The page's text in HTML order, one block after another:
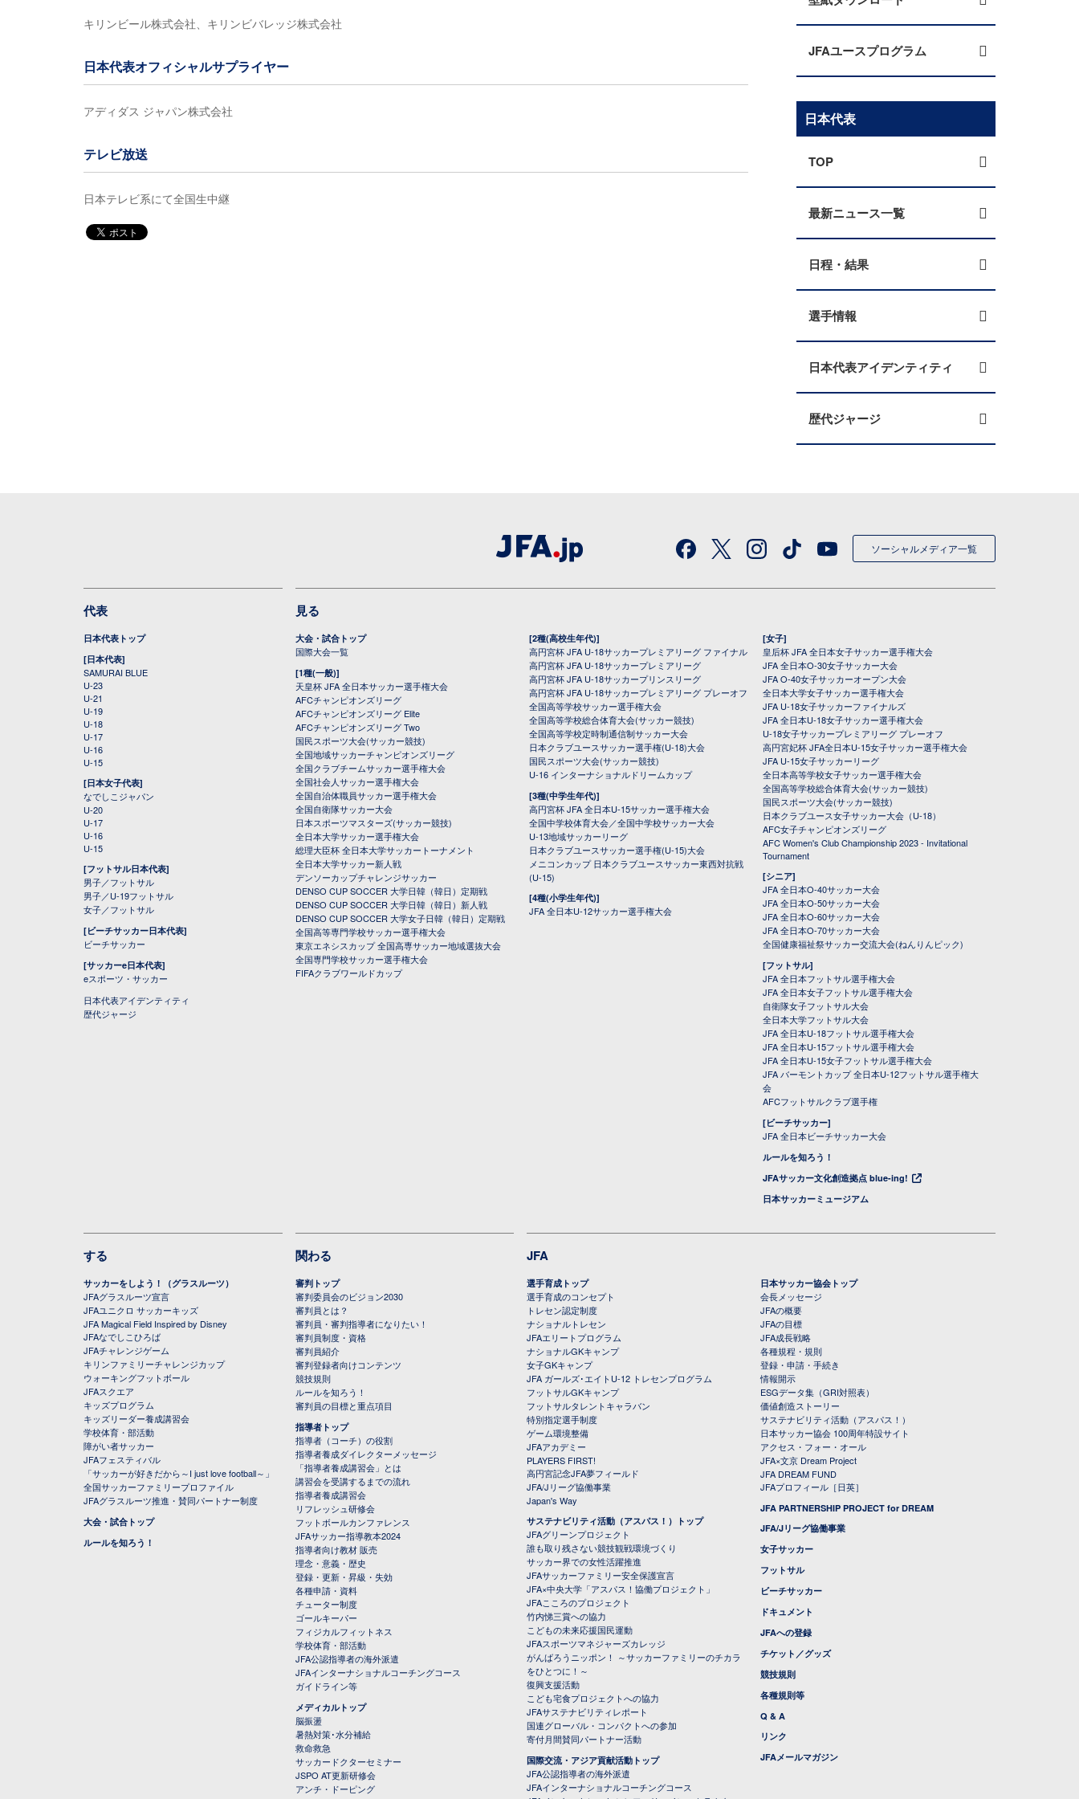
キリンビール株式会社、キリンビバレッジ株式会社
日本代表オフィシャルサプライヤー
アディダス ジャパン株式会社
テレビ放送
日本テレビ系にて全国生中継
JFAユースプログラム
日本代表
TOP
最新ニュース一覧
日程・結果
選手情報
日本代表アイデンティティ
歴代ジャージ
ソーシャルメディア一覧
代表
日本代表トップ
[日本代表]
SAMURAI BLUE
U-23
U-21
U-19
U-18
U-17
U-16
U-15
[日本女子代表]
なでしこジャパン
U-20
U-17
U-16
U-15
[フットサル日本代表]
男子／フットサル
男子／U-19フットサル
女子／フットサル
[ビーチサッカー日本代表]
ビーチサッカー
[サッカーe日本代表]
eスポーツ・サッカー
日本代表アイデンティティ
歴代ジャージ
見る
大会・試合トップ
国際大会一覧
[1種(一般)]
天皇杯 JFA 全日本サッカー選手権大会
AFCチャンピオンズリーグ
AFCチャンピオンズリーグ Elite
AFCチャンピオンズリーグ Two
国民スポーツ大会(サッカー競技)
全国地域サッカーチャンピオンズリーグ
全国クラブチームサッカー選手権大会
全国社会人サッカー選手権大会
全国自治体職員サッカー選手権大会
全国自衛隊サッカー大会
日本スポーツマスターズ(サッカー競技)
全日本大学サッカー選手権大会
総理大臣杯 全日本大学サッカートーナメント
全日本大学サッカー新人戦
デンソーカップチャレンジサッカー
DENSO CUP SOCCER 大学日韓（韓日）定期戦
DENSO CUP SOCCER 大学日韓（韓日）新人戦
DENSO CUP SOCCER 大学女子日韓（韓日）定期戦
全国高等専門学校サッカー選手権大会
東京エネシスカップ 全国高専サッカー地域選抜大会
全国専門学校サッカー選手権大会
FIFAクラブワールドカップ
[2種(高校生年代)]
高円宮杯 JFA U-18サッカープレミアリーグ ファイナル
高円宮杯 JFA U-18サッカープレミアリーグ
高円宮杯 JFA U-18サッカープリンスリーグ
高円宮杯 JFA U-18サッカープレミアリーグ プレーオフ
全国高等学校サッカー選手権大会
全国高等学校総合体育大会(サッカー競技)
全国高等学校定時制通信制サッカー大会
日本クラブユースサッカー選手権(U-18)大会
国民スポーツ大会(サッカー競技)
U-16 インターナショナルドリームカップ
[3種(中学生年代)]
高円宮杯 JFA 全日本U-15サッカー選手権大会
全国中学校体育大会／全国中学校サッカー大会
U-13地域サッカーリーグ
日本クラブユースサッカー選手権(U-15)大会
メニコンカップ 日本クラブユースサッカー東西対抗戦
(U-15)
[4種(小学生年代)]
JFA 全日本U-12サッカー選手権大会
[女子]
皇后杯 JFA 全日本女子サッカー選手権大会
JFA 全日本O-30女子サッカー大会
JFA O-40女子サッカーオープン大会
全日本大学女子サッカー選手権大会
JFA U-18女子サッカーファイナルズ
JFA 全日本U-18女子サッカー選手権大会
U-18女子サッカープレミアリーグ プレーオフ
高円宮妃杯 JFA全日本U-15女子サッカー選手権大会
JFA U-15女子サッカーリーグ
全日本高等学校女子サッカー選手権大会
全国高等学校総合体育大会(サッカー競技)
国民スポーツ大会(サッカー競技)
日本クラブユース女子サッカー大会（U-18）
AFC女子チャンピオンズリーグ
AFC Women's Club Championship 2023 - Invitational
Tournament
[シニア]
JFA 全日本O-40サッカー大会
JFA 全日本O-50サッカー大会
JFA 全日本O-60サッカー大会
JFA 全日本O-70サッカー大会
全国健康福祉祭サッカー交流大会(ねんりんピック)
[フットサル]
JFA 全日本フットサル選手権大会
JFA 全日本女子フットサル選手権大会
自衛隊女子フットサル大会
全日本大学フットサル大会
JFA 全日本U-18フットサル選手権大会
JFA 全日本U-15フットサル選手権大会
JFA 全日本U-15女子フットサル選手権大会
JFA バーモントカップ 全日本U-12フットサル選手権大
会
AFCフットサルクラブ選手権
[ビーチサッカー]
JFA 全日本ビーチサッカー大会
ルールを知ろう！
JFAサッカー文化創造拠点 blue-ing!
日本サッカーミュージアム
する
サッカーをしよう！（グラスルーツ）
JFAグラスルーツ宣言
JFAユニクロ サッカーキッズ
JFA Magical Field Inspired by Disney
JFAなでしこひろば
JFAチャレンジゲーム
キリンファミリーチャレンジカップ
ウォーキングフットボール
JFAスクエア
キッズプログラム
キッズリーダー養成講習会
学校体育・部活動
障がい者サッカー
JFAフェスティバル
「サッカーが好きだから～I just love football～」
全国サッカーファミリープロファイル
JFAグラスルーツ推進・賛同パートナー制度
大会・試合トップ
ルールを知ろう！
関わる
審判トップ
審判委員会のビジョン2030
審判員とは？
審判員・審判指導者になりたい！
審判員制度・資格
審判員紹介
審判登録者向けコンテンツ
競技規則
ルールを知ろう！
審判員の目標と重点項目
指導者トップ
指導者（コーチ）の役割
指導者養成ダイレクターメッセージ
「指導者養成講習会」とは
講習会を受講するまでの流れ
指導者養成講習会
リフレッシュ研修会
フットボールカンファレンス
JFAサッカー指導教本2024
指導者向け教材 販売
理念・意義・歴史
登録・更新・昇級・失効
各種申請・資料
チューター制度
ゴールキーパー
フィジカルフィットネス
学校体育・部活動
JFA公認指導者の海外派遣
JFAインターナショナルコーチングコース
ガイドライン等
メディカルトップ
脳振盪
暑熱対策･水分補給
救命救急
サッカードクターセミナー
JSPO AT更新研修会
アンチ・ドーピング
JFA
選手育成トップ
選手育成のコンセプト
トレセン認定制度
ナショナルトレセン
JFAエリートプログラム
ナショナルGKキャンプ
女子GKキャンプ
JFA ガールズ･エイトU-12 トレセンプログラム
フットサルGKキャンプ
フットサルタレントキャラバン
特別指定選手制度
ゲーム環境整備
JFAアカデミー
PLAYERS FIRST!
高円宮記念JFA夢フィールド
JFA/Jリーグ協働事業
Japan's Way
サステナビリティ活動（アスパス！）トップ
JFAグリーンプロジェクト
誰も取り残さない競技観戦環境づくり
サッカー界での女性活躍推進
JFAサッカーファミリー安全保護宣言
JFA×中央大学「アスパス！協働プロジェクト」
JFAこころのプロジェクト
竹内悌三賞への協力
こどもの未来応援国民運動
JFAスポーツマネジャーズカレッジ
がんばろうニッポン！ ～サッカーファミリーのチカラ
をひとつに！～
復興支援活動
こども宅食プロジェクトへの協力
JFAサステナビリティレポート
国連グローバル・コンパクトへの参加
寄付月間賛同パートナー活動
国際交流・アジア貢献活動トップ
JFA公認指導者の海外派遣
JFAインターナショナルコーチングコース
日本サッカー協会トップ
会長メッセージ
JFAの概要
JFAの目標
JFA成長戦略
各種規程・規則
登録・申請・手続き
情報開示
ESGデータ集（GRI対照表）
価値創造ストーリー
サステナビリティ活動（アスパス！）
日本サッカー協会 100周年特設サイト
アクセス・フォー・オール
JFA×文京 Dream Project
JFA DREAM FUND
JFAプロフィール［日英］
JFA PARTNERSHIP PROJECT for DREAM
JFA/Jリーグ協働事業
女子サッカー
フットサル
ビーチサッカー
ドキュメント
JFAへの登録
チケット／グッズ
競技規則
各種規則等
Q & A
リンク
JFAメールマガジン